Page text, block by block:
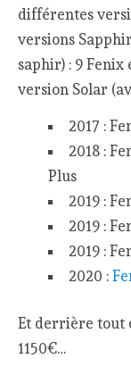
différentes
versions
saphir) : 9 Fenix
version Solar
2017 :
2018 :
Plus
2019 :
2019 :
2019 :
2020 :
Et derrière tout
1150€…